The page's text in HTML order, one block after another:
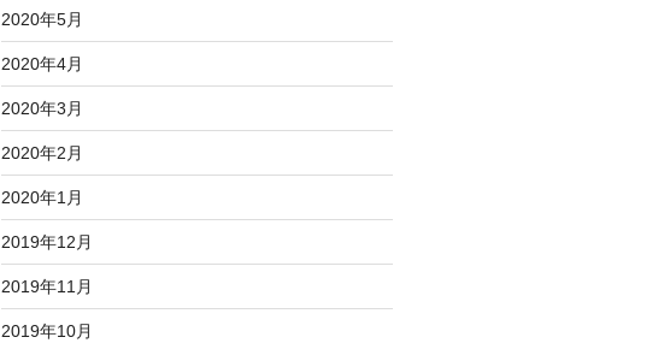
2020年5月
2020年4月
2020年3月
2020年2月
2020年1月
2019年12月
2019年11月
2019年10月